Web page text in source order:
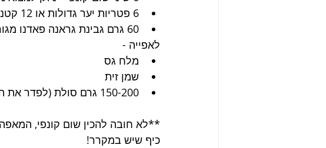
6 פטריות יער גדולות או 12 קטנות-בינוניות
60 גרם גבינת גראנה פאדנו מגורדת (ניתן להחליף בפרמז׳ן או פיקורינו רומאנו)
לאפייה -
מלח גס
שמן זית
150-200 גרם סולת (לפדר את התבנית אפייה ואת המאפים)
**לא חובה להכין שום קונפי,
כיף שיש במקרר!